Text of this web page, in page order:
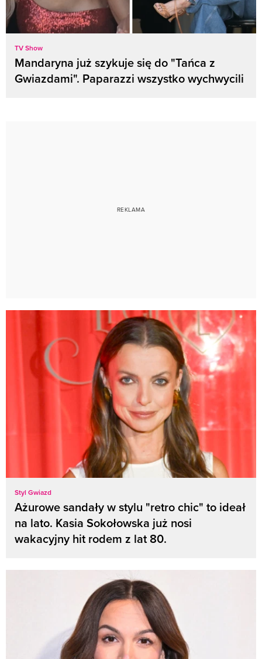
TV Show
Mandaryna już szykuje się do "Tańca z
Gwiazdami". Paparazzi wszystko wychwycili
Styl Gwiazd
Ażurowe sandały w stylu "retro chic" to ideał
na lato. Kasia Sokołowska już nosi
wakacyjny hit rodem z lat 80.